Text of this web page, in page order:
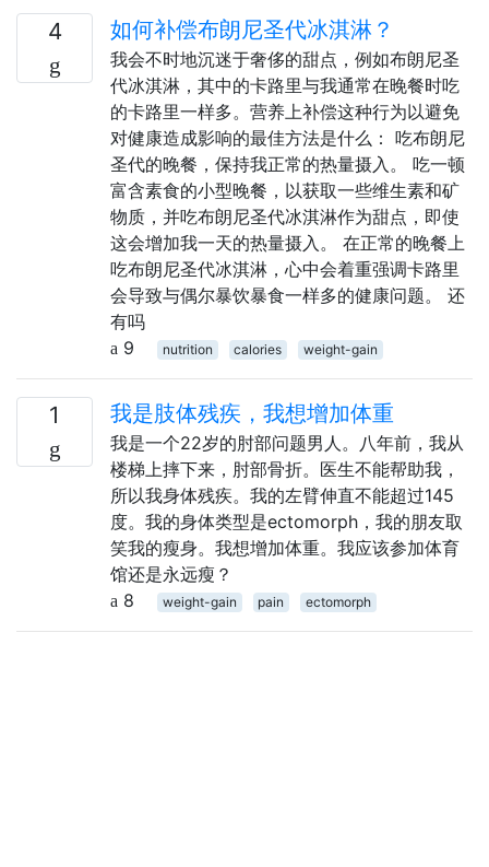
4 如何补偿布朗尼圣代冰淇淋？
我会不时地沉迷于奢侈的甜点，例如布朗尼圣
代冰淇淋，其中的卡路里与我通常在晚餐时吃
的卡路里一样多。营养上补偿这种行为以避免
对健康造成影响的最佳方法是什么： 吃布朗尼
圣代的晚餐，保持我正常的热量摄入。 吃一顿
富含素食的小型晚餐，以获取一些维生素和矿
物质，并吃布朗尼圣代冰淇淋作为甜点，即使
这会增加我一天的热量摄入。 在正常的晚餐上
吃布朗尼圣代冰淇淋，心中会着重强调卡路里
会导致与偶尔暴饮暴食一样多的健康问题。 还
有吗
9
nutrition calories weight-gain
1 我是肢体残疾，我想增加体重
我是一个22岁的肘部问题男人。八年前，我从
楼梯上摔下来，肘部骨折。医生不能帮助我，
所以我身体残疾。我的左臂伸直不能超过145
度。我的身体类型是ectomorph，我的朋友取
笑我的瘦身。我想增加体重。我应该参加体育
馆还是永远瘦？
8
weight-gain pain ectomorph